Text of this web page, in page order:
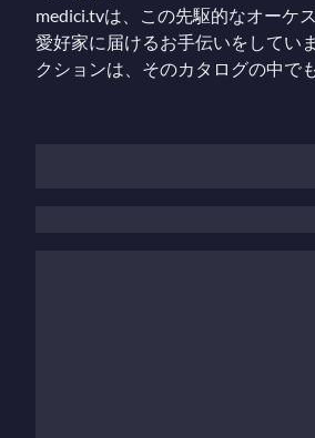
medici.tvは、この先駆的なオーケ
愛好家に届けるお手伝いをしてい
クションは、そのカタログの中で